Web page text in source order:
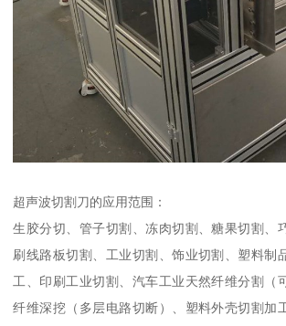
超声波切割刀的应用范围：
生胶分切、管子切割、冻肉切割、糖果切割、
刷线路板切割、工业切割、饰业切割、塑料制
工、印刷工业切割、汽车工业天然纤维分割（
纤维深挖（多层电路切断）、塑料外壳切割加